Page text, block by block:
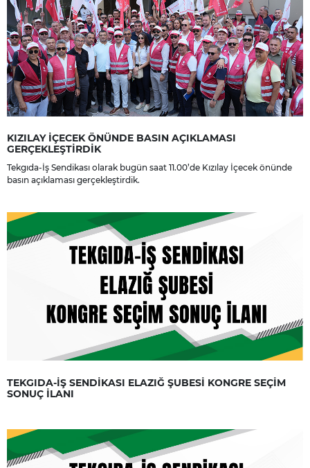
KIZILAY İÇECEK ÖNÜNDE BASIN AÇIKLAMASI
GERÇEKLEŞTİRDİK
Tekgıda-İş Sendikası olarak bugün saat 11.00’de Kızılay İçecek önünde
basın açıklaması gerçekleştirdik.
TEKGIDA-İŞ SENDİKASI ELAZIĞ ŞUBESİ KONGRE SEÇİM
SONUÇ İLANI